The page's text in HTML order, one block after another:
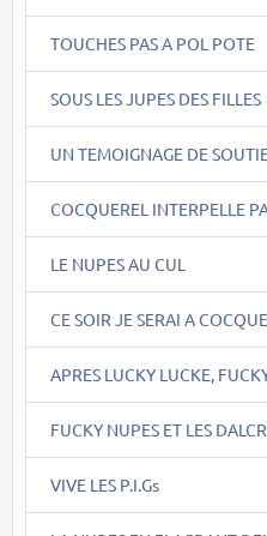
TOUCHES PAS A POL POTE
SOUS LES JUPES DES FILLES
UN TEMOIGNAGE DE
COCQUEREL INTERPELLE
LE NUPES AU CUL
CE SOIR JE SERAI A
APRES LUCKY LUCKE,
FUCKY NUPES ET LES
VIVE LES P.I.Gs